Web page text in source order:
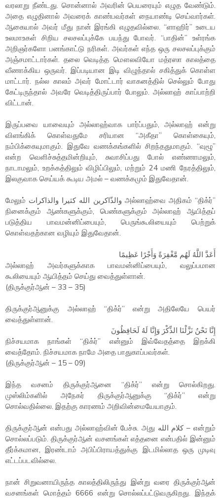
வரலாறு நீண்டது. சொன்னால் அவரின் பெயரையும் எழுத வேண்டும்.
அதை எழுதினால் அவரைக் காண்பவர்கள் நையாண்டி செய்வார்கள்.
ஆகையால் அவர் மீது நான் இரங்கி எழுதவில்லை. “ளாஹிர்” உடைய
உலமாஉகள் சிறிய சலசலப்புக்கே பயந்து போவர். “பாதின்” உள்ரங்க
அறிஞர்களோ பனங்காட்டு நரிகள். அவர்கள் எந்த ஒரு சலசலப்புக்கும்
அஞ்சமாட்டார்கள். தலை வெடித்த மௌலவியோ மத்ரஸா காலத்தை
வீணாக்கிய ஒருவர். இப்படியான இடி விழுந்தால் சகித்துக் கொள்ள
மாட்டார். நல்ல காலம் அவர் மோட்டார் வாகனத்தில் செல்லும் போது
கேட்டிருந்தால் அவரே வெடித்திருப்பார் போலும். அல்லாஹ் காப்பாற்றி
விட்டான்.
இருப்பவை யாவையும் அல்லாஹ்வாக பார்ப்பதும், அல்லாஹ் என்று
விளங்கிக் கொள்வதுமே சரியான “அகீதா” கொள்கையும்,
நம்பிக்கையுமாகும். இதுவே வணக்கங்களில் சிறந்ததுமாகும். “வுழூ”
என்ற வெளிச்சுத்தமின்றியும், சுவாசிப்பது போல் எண்ணாமலும்,
நாடாமலும், உறக்கத்திலும் விழிப்பிலும், மற்றும் 24 மணி நேரத்திலும்,
இலகுவாக செய்யக் கூடிய அமல் – வணக்கமும் இதுவேதான்.
மேலும் والذّاكرين الله كثيرا والذاكرات அல்லாஹ்வை அதிகம் “திக்ர்”
நினைக்கும் ஆண்களுக்கும், பெண்களுக்கும் அல்லாஹ் ஆயித்தப்
படுத்திய பாவமன்னிப்பையும், பெருங்கூலியையும் பெற்றுக்
கொள்வதற்கான வழியும் இதுவேதான்.
أَعَدَّ اللَّهُ لَهُم مَّغْفِرَةً وَأَجْرًا عَظِيمًا
அல்லாஹ் அவர்களுக்காக பாவமன்னிப்பையும், வலுப்பமான
கூலியையும் ஆயித்தம் செய்து வைத்துள்ளான்.
(திருக்குர்ஆன் – 33 – 35)
திருக்குர்ஆனுக்கு அல்லாஹ் “திக்ர்” என்று அதிலேயே பெயர்
வைத்துள்ளான்.
إِنَّا نَحْنُ نَزَّلْنَا الذِّكْرَ وَإِنَّا لَهُ لَحَافِظُونَ
நிச்சயமாக நாங்கள் “திக்ர்” என்னும் இவ்வேதத்தை இறக்கி
வைத்தோம். நிச்சயமாக நாமே அதை பாதுகாப்பவர்கள்.
(திருக்குர்ஆன் – 15 – 09)
இந்த வசனம் திருக்குர்ஆனை “திக்ர்” என்று சொல்கிறது.
முஸ்லிம்களில் அநேகர் திருக்குர்ஆனுக்கு “திக்ர்” என்று
சொல்வதில்லை. இதற்கு காரணம் அறிவின்மையேயாகும்.
திருக்குர்ஆன் என்பது அல்லாஹ்வின் பேச்சு. அது كلام الله – என்றும்
சொல்லப்படும். திருக்குர்ஆன் வசனங்கள் எத்தனை என்பதில் இன்னும்
தீர்க்கமான, இரண்டாம் அபிப்பிராயத்துக்கு இடமில்லாத ஒரு முடிவு
எட்டப்படவில்லை.
நான் சிறுவனாயிருந்த காலத்திலிருந்து இன்று வரை திருக்குர்ஆன்
வசனங்கள் மொத்தம் 6666 என்று சொல்லப்பட்டுவருகிறது. இந்தக்